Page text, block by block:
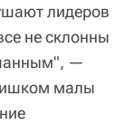
лидеров
не склонны
—
малы